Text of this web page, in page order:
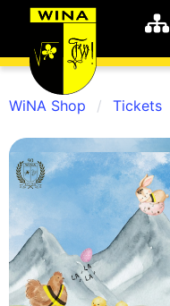
WiNA
Career
Shop
Studie
WiNA Shop Tickets